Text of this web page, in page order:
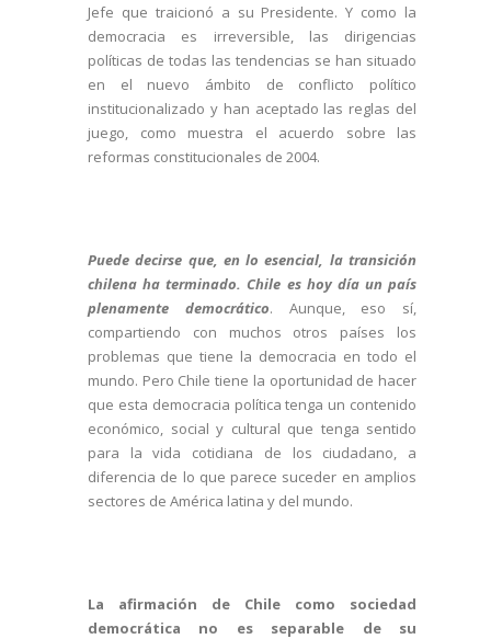
Jefe que traicionó a su Presidente. Y como la
democracia es irreversible, las dirigencias
políticas de todas las tendencias se han situado
en el nuevo ámbito de conflicto político
institucionalizado y han aceptado las reglas del
juego, como muestra el acuerdo sobre las
reformas constitucionales de 2004.
Puede decirse que, en lo esencial, la transición
chilena ha terminado. Chile es hoy día un país
plenamente democrático. Aunque, eso sí,
compartiendo con muchos otros países los
problemas que tiene la democracia en todo el
mundo. Pero Chile tiene la oportunidad de hacer
que esta democracia política tenga un contenido
económico, social y cultural que tenga sentido
para la vida cotidiana de los ciudadano, a
diferencia de lo que parece suceder en amplios
sectores de América latina y del mundo.
La afirmación de Chile como sociedad
democrática no es separable de su